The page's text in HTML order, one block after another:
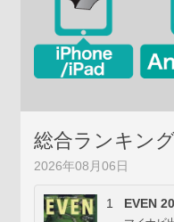
総合ランキン
2026年08月06日
1 EVEN